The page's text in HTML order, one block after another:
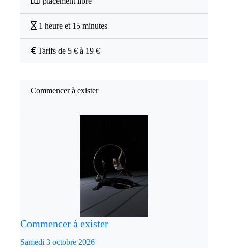
1 heure et 15 minutes
Tarifs de 5 € à 19 €
Commencer à exister
Commencer à exister
Samedi 3 octobre 2026